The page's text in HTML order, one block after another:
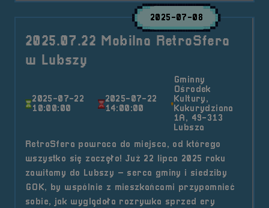
2025-07-08
2025.07.22 Mobilna RetroSfera
w Lubszy
2025-07-22
10:00:00
2025-07-22
14:00:00
Gminny
Ośrodek
Kultury,
Kukurydziana
1A, 49-313
Lubsza
RetroSfera powraca do miejsca, od którego
wszystko się zaczęło! Już 22 lipca 2025 roku
zawitamy do Lubszy – serca gminy i siedziby
GOK, by wspólnie z mieszkańcami przypomnieć
sobie, jak wyglądała rozrywka sprzed ery